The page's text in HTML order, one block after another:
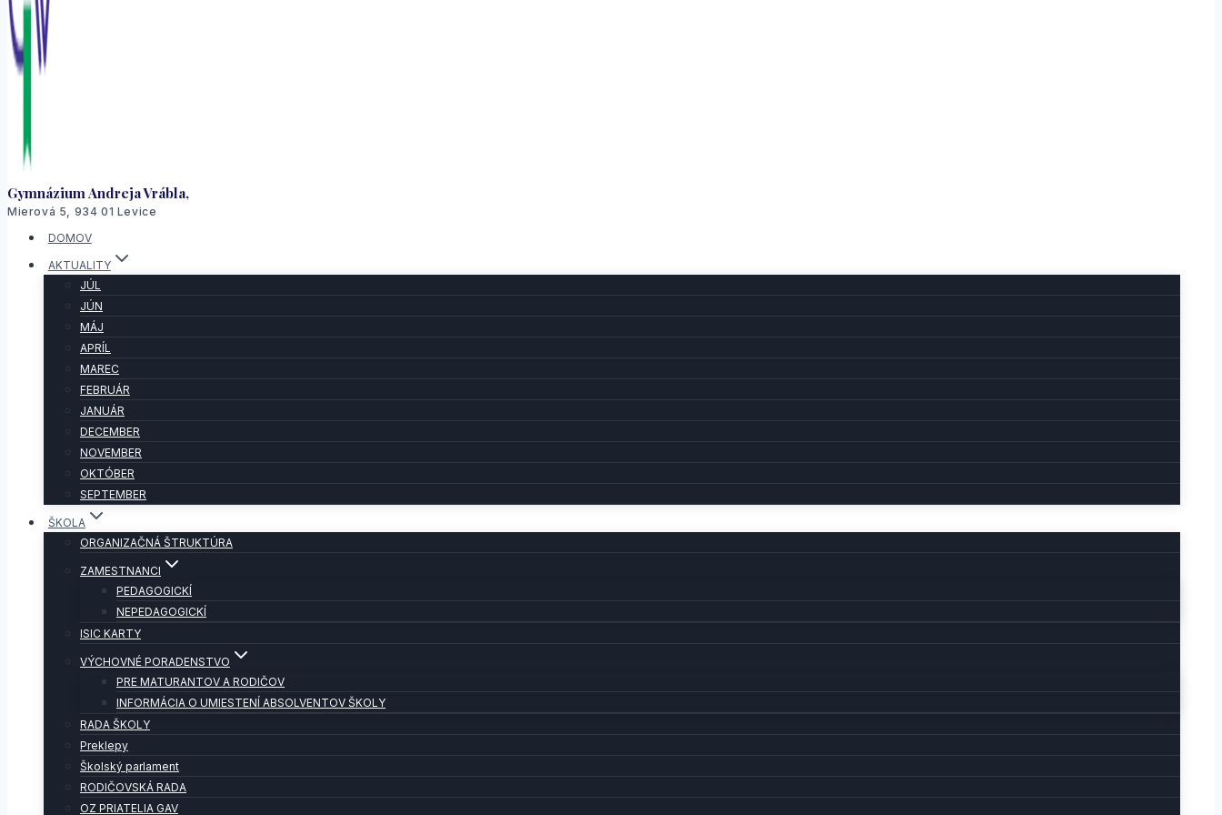
Gymnázium Andreja Vrábla,
Mierová 5, 934 01 Levice
DOMOV
AKTUALITY
JÚL
JÚN
MÁJ
APRÍL
MAREC
FEBRUÁR
JANUÁR
DECEMBER
NOVEMBER
OKTÓBER
SEPTEMBER
ŠKOLA
ORGANIZAČNÁ ŠTRUKTÚRA
ZAMESTNANCI
PEDAGOGICKÍ
NEPEDAGOGICKÍ
ISIC KARTY
VÝCHOVNÉ PORADENSTVO
PRE MATURANTOV A RODIČOV
INFORMÁCIA O UMIESTENÍ ABSOLVENTOV ŠKOLY
RADA ŠKOLY
Preklepy
Školský parlament
RODIČOVSKÁ RADA
OZ PRIATELIA GAV